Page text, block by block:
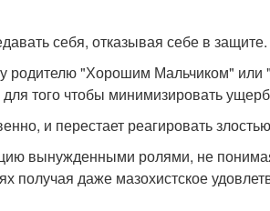
себя, отказывая себе в защите.
родителю "Хорошим Мальчиком" или
того чтобы минимизировать
и перестает реагировать
вынужденными ролями, не
получая даже мазохистское